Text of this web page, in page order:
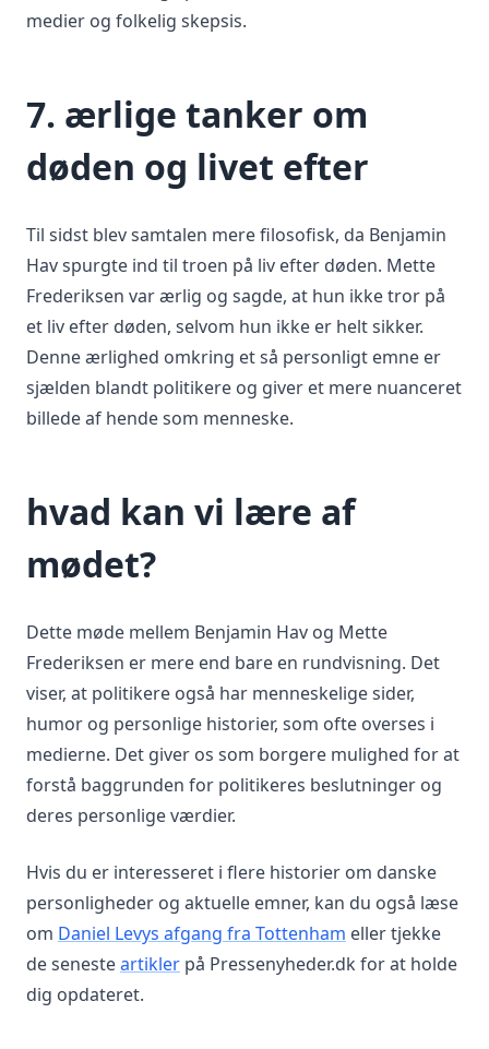
medier og folkelig skepsis.
7. ærlige tanker om
døden og livet efter
Til sidst blev samtalen mere filosofisk, da Benjamin
Hav spurgte ind til troen på liv efter døden. Mette
Frederiksen var ærlig og sagde, at hun ikke tror på
et liv efter døden, selvom hun ikke er helt sikker.
Denne ærlighed omkring et så personligt emne er
sjælden blandt politikere og giver et mere nuanceret
billede af hende som menneske.
hvad kan vi lære af
mødet?
Dette møde mellem Benjamin Hav og Mette
Frederiksen er mere end bare en rundvisning. Det
viser, at politikere også har menneskelige sider,
humor og personlige historier, som ofte overses i
medierne. Det giver os som borgere mulighed for at
forstå baggrunden for politikeres beslutninger og
deres personlige værdier.
Hvis du er interesseret i flere historier om danske
personligheder og aktuelle emner, kan du også læse
om Daniel Levys afgang fra Tottenham eller tjekke
de senesteartikler på Pressenyheder.dk for at holde
dig opdateret.